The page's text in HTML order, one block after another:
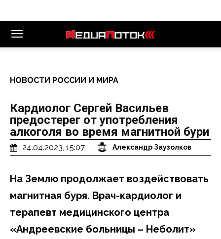
НОВОСТИ РОССИИ И МИРА
Кардиолог Сергей Васильев
предостерег от употребления
алкоголя во время магнитной бури
24.04.2023, 15:07 Александр Заузолков
На Землю продолжает воздействовать
магнитная буря. Врач-кардиолог и
терапевт медицинского центра
«Андреевские больницы – Неболит»